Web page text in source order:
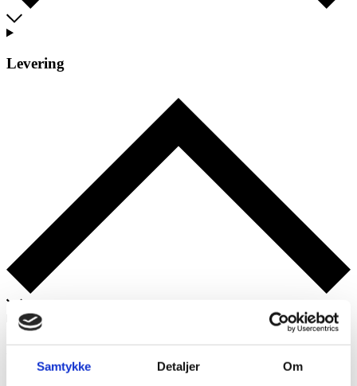
Samtykke Detaljer Om
Levering
Afhentning